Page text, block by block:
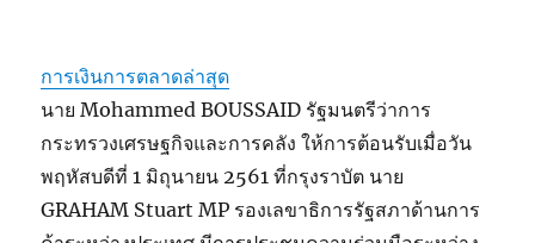
การเงินการตลาดล่าสุด
นาย Mohammed BOUSSAID รัฐมนตรีว่าการ
กระทรวงเศรษฐกิจและการคลัง ให้การต้อนรับเมื่อวัน
พฤหัสบดีที่ 1 มิถุนายน 2561 ที่กรุงราบัต นาย
GRAHAM Stuart MP รองเลขาธิการรัฐสภาด้านการ